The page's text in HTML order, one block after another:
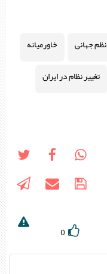
نظم جهانی
خاورمیانه
تغییر نظام در ایران
0